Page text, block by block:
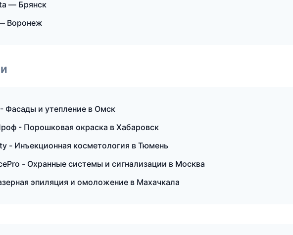
— Брянск
Воронеж
и утепление в Омск
- Порошковая окраска в Хабаровск
- Инъекционная косметология в Тюмень
- Охранные системы и сигнализации в Москва
эпиляция и омоложение в Махачкала